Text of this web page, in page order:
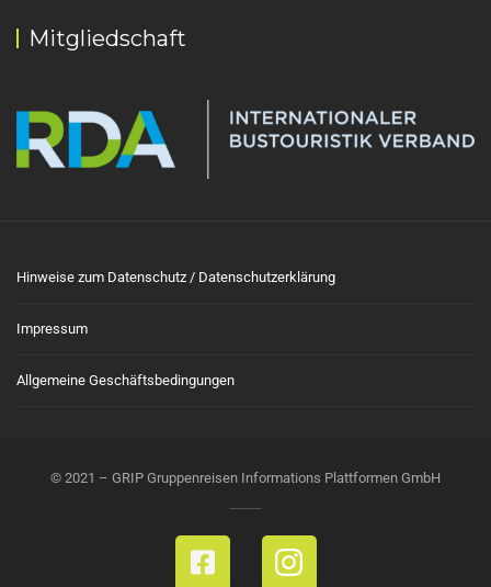
Mitgliedschaft
Hinweise zum Datenschutz / Datenschutzerklärung
Impressum
Allgemeine Geschäftsbedingungen
© 2021 – GRIP Gruppenreisen Informations Plattformen GmbH